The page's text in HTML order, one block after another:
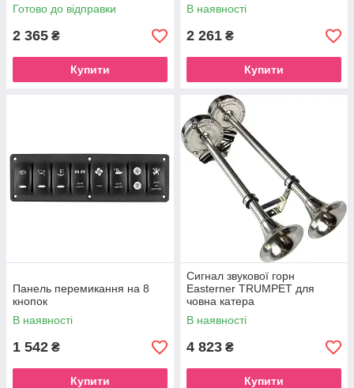
Готово до відправки
2 365 ₴
Купити
В наявності
2 261 ₴
Купити
Панель перемикання на 8
кнопок
В наявності
1 542 ₴
Купити
Сигнал звукової горн
Easterner TRUMPET для
човна катера
В наявності
4 823 ₴
Купити